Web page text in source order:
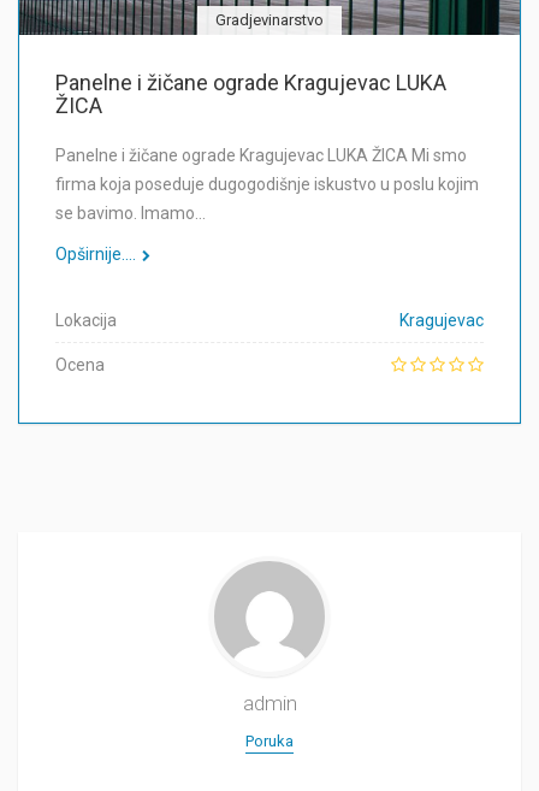
Gradjevinarstvo
Panelne i žičane ograde Kragujevac LUKA
ŽICA
Panelne i žičane ograde Kragujevac LUKA ŽICA Mi smo
firma koja poseduje dugogodišnje iskustvo u poslu kojim
se bavimo. Imamo…
Opširnije....
Lokacija Kragujevac
Ocena
admin
Poruka